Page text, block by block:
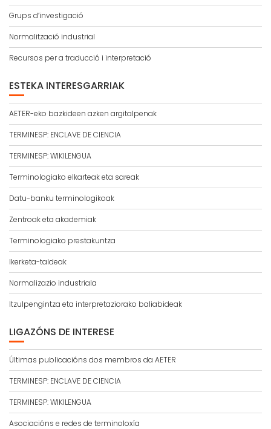
Grups d’investigació
Normalització industrial
Recursos per a traducció i interpretació
ESTEKA INTERESGARRIAK
AETER-eko bazkideen azken argitalpenak
TERMINESP: ENCLAVE DE CIENCIA
TERMINESP: WIKILENGUA
Terminologiako elkarteak eta sareak
Datu-banku terminologikoak
Zentroak eta akademiak
Terminologiako prestakuntza
Ikerketa-taldeak
Normalizazio industriala
Itzulpengintza eta interpretaziorako baliabideak
LIGAZÓNS DE INTERESE
Últimas publicacións dos membros da AETER
TERMINESP: ENCLAVE DE CIENCIA
TERMINESP: WIKILENGUA
Asociacións e redes de terminoloxía